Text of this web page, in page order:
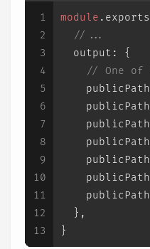
1
2
3
4
5
6
7
8
9
10
11
12
13
module . exports
//...
output : {
// One of
publicPath
publicPath
publicPath
publicPath
publicPath
publicPath
publicPath
  },
}